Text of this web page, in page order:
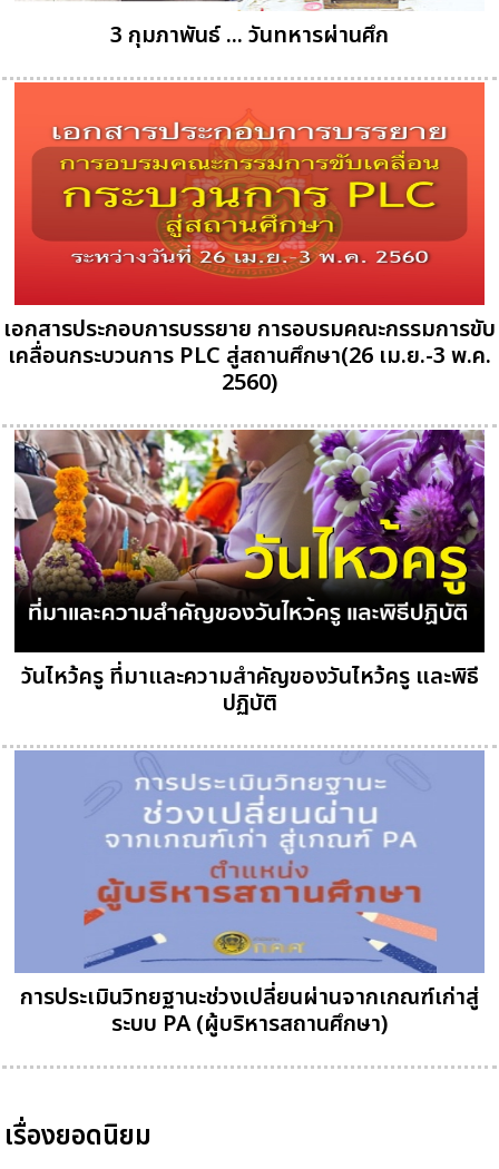
3 กุมภาพันธ์ ... วันทหารผ่านศึก
เอกสารประกอบการบรรยาย การอบรมคณะกรรมการขับ
เคลื่อนกระบวนการ PLC สู่สถานศึกษา(26 เม.ย.-3 พ.ค.
2560)
วันไหว้ครู ที่มาและความสำคัญของวันไหว้ครู และพิธี
ปฏิบัติ
การประเมินวิทยฐานะช่วงเปลี่ยนผ่านจากเกณฑ์เก่าสู่
ระบบ PA (ผู้บริหารสถานศึกษา)
เรื่องยอดนิยม